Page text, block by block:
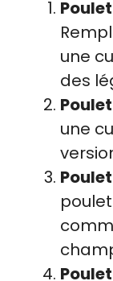
une
des
une